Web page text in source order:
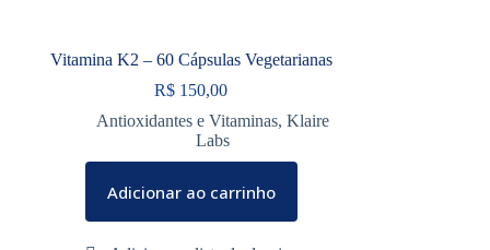
Vitamina K2 – 60 Cápsulas Vegetarianas
R$ 150,00
Antioxidantes e Vitaminas,Klaire
Labs
Adicionar ao carrinho